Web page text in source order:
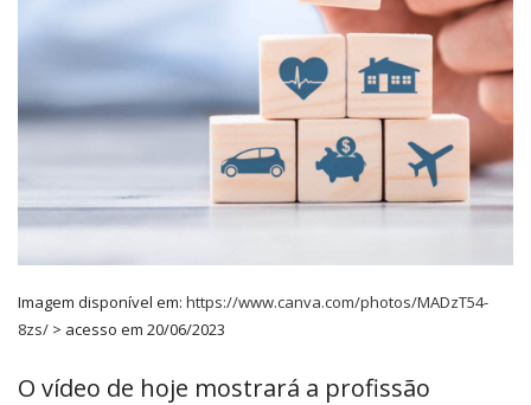
Imagem disponível em: https://www.canva.com/photos/MADzT54-
8zs/ > acesso em 20/06/2023
O vídeo de hoje mostrará a profissão